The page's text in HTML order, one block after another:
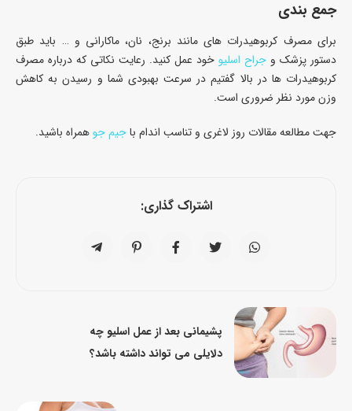
جمع بندی
برای مصرف کربوهیدرات های مانند برنج، نان، ماکارانی و … باید طبق
دستور پزشک و جراح اسلیو خود عمل کنید. رعایت نکاتی که درباره مصرف
کربوهیدرات ها در بالا گفتیم در سرعت بهبودی شما و رسیدن به کاهش
وزن مورد نظر ضروری است.
جهت مطالعه مقالات روز لاغری و تناسب اندام باجیم جوهمراه باشید.
اشتراک گذاری:
پشیمانی بعد از عمل اسلیو چه
دلایلی می تواند داشته باشد؟